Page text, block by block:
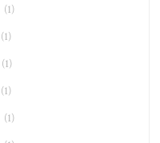
(1)
(1)
(1)
(1)
(1)